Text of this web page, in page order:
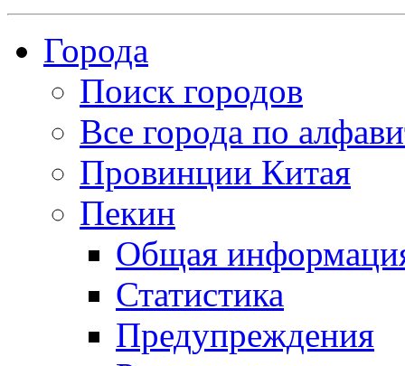
Города
Поиск городов
Все города по
Провинции Китая
Пекин
Общая
Статистика
Предупреждения